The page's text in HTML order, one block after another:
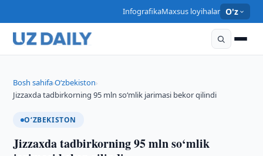
InfografikaMaxsus loyihalar O'z
Bosh sahifa›O‘zbekiston›
Jizzaxda tadbirkorning 95 mln so‘mlik jarimasi bekor qilindi
O‘ZBEKISTON
Jizzaxda tadbirkorning 95 mln so‘mlik